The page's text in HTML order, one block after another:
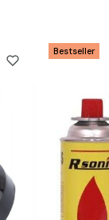
Bestseller